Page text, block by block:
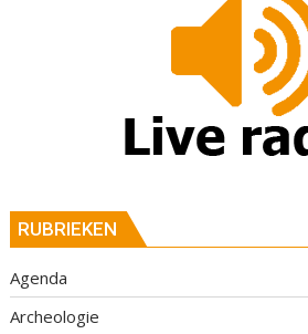
RUBRIEKEN
Agenda
Archeologie